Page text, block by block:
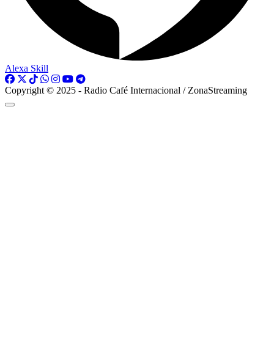
Alexa Skill
Copyright © 2025 - Radio Café Internacional / ZonaStreaming